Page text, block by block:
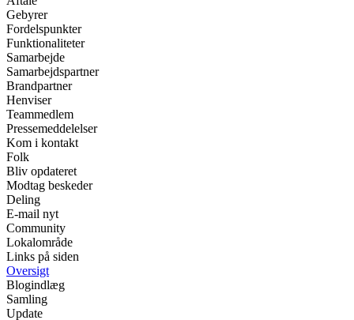
Gebyrer
Fordelspunkter
Funktionaliteter
Samarbejde
Samarbejdspartner
Brandpartner
Henviser
Teammedlem
Pressemeddelelser
Kom i kontakt
Folk
Bliv opdateret
Modtag beskeder
Deling
E-mail nyt
Community
Lokalområde
Links på siden
Oversigt
Blogindlæg
Samling
Update